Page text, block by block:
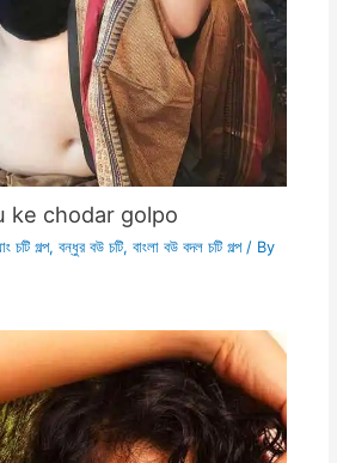
ke chodar golpo
চটি গল্প, বন্ধুর বউ চটি, বাংলা বউ বদল চটি গল্প/ By